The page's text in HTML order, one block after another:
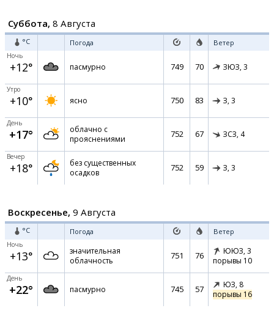
Суббота, 8 Августа
°C Погода Ветер
Ночь
+12° пасмурно 749 70 ЗЮЗ, 3
Утро
+10° ясно 750 83 З, 3
День
+17°
облачно с
прояснениями
752 67 ЗСЗ, 4
Вечер
+18°
без существенных
осадков
752 59 З, 3
Воскресенье, 9 Августа
°C Погода Ветер
Ночь
+13°
значительная
облачность
751 76 ЮЮЗ, 3
порывы 10
День
+22° пасмурно 745 57 ЮЗ, 8
порывы 16